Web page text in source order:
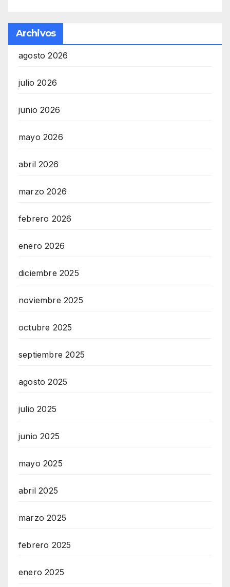
Archivos
agosto 2026
julio 2026
junio 2026
mayo 2026
abril 2026
marzo 2026
febrero 2026
enero 2026
diciembre 2025
noviembre 2025
octubre 2025
septiembre 2025
agosto 2025
julio 2025
junio 2025
mayo 2025
abril 2025
marzo 2025
febrero 2025
enero 2025